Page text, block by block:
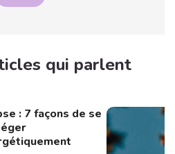
qui parlent
: 7 façons de se